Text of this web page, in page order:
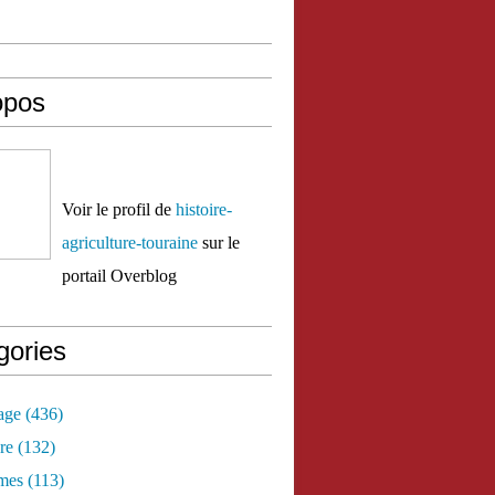
Voir le profil de histoire-
agriculture-touraine sur le
portail Overblog
(436)
(132)
(113)